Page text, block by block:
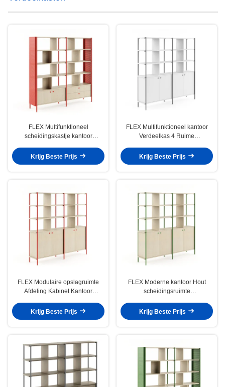
FLEX Multifunktioneel
scheidingskastje kantoor
modern ontwerp
Krijg Beste Prijs
FLEX Multifunktioneel kantoor
Verdeelkas 4 Ruime
Krijg Beste Prijs
FLEX Modulaire opslagruimte
Afdeling Kabinet Kantoor
Krijg Beste Prijs
FLEX Moderne kantoor Hout
scheidingsruimte
organisator
Krijg Beste Prijs